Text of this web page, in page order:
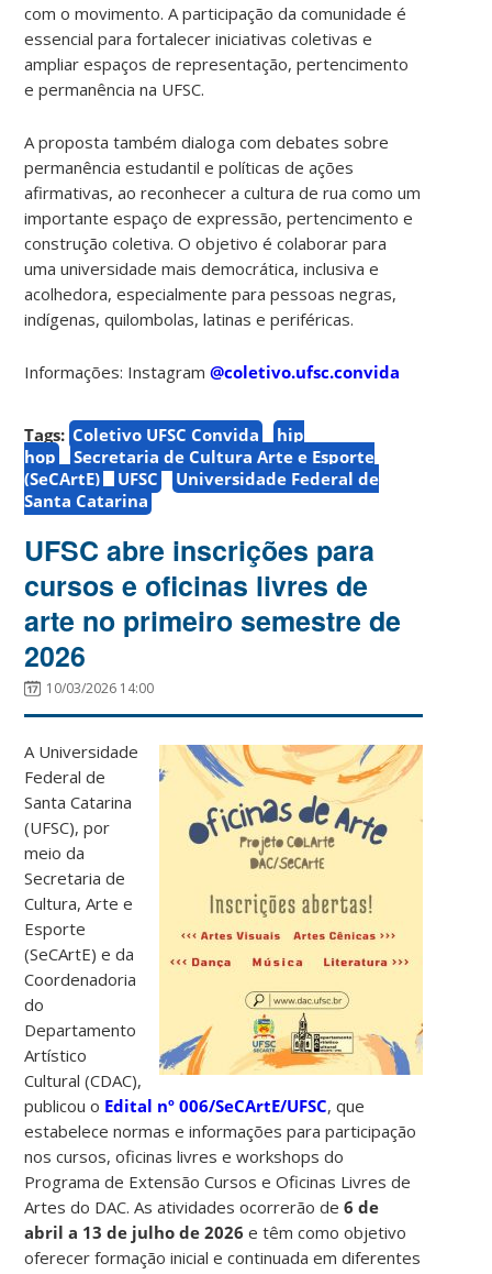
com o movimento. A participação da comunidade é
essencial para fortalecer iniciativas coletivas e
ampliar espaços de representação, pertencimento
e permanência na UFSC.
A proposta também dialoga com debates sobre
permanência estudantil e políticas de ações
afirmativas, ao reconhecer a cultura de rua como um
importante espaço de expressão, pertencimento e
construção coletiva. O objetivo é colaborar para
uma universidade mais democrática, inclusiva e
acolhedora, especialmente para pessoas negras,
indígenas, quilombolas, latinas e periféricas.
Informações: Instagram@coletivo.ufsc.convida
Tags: Coletivo UFSC Convida
hip
hop
Secretaria de Cultura Arte e Esporte
(SeCArtE)
UFSC
Universidade Federal de
Santa Catarina
UFSC abre inscrições para
cursos e oficinas livres de
arte no primeiro semestre de
2026
10/03/2026 14:00
A Universidade
Federal de
Santa Catarina
(UFSC), por
meio da
Secretaria de
Cultura, Arte e
Esporte
(SeCArtE) e da
Coordenadoria
do
Departamento
Artístico
Cultural (CDAC),
publicou o Edital nº 006/SeCArtE/UFSC, que
estabelece normas e informações para participação
nos cursos, oficinas livres e workshops do
Programa de Extensão Cursos e Oficinas Livres de
Artes do DAC.As atividades ocorrerão de6 de
abril a 13 de julho de 2026 e têm como objetivo
oferecer formação inicial e continuada em diferentes